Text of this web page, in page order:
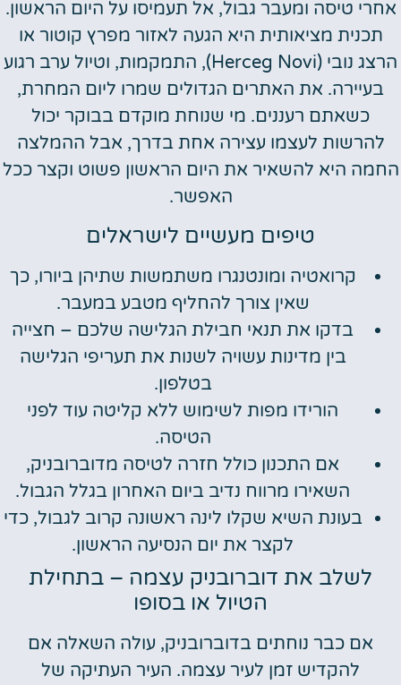
אחרי טיסה ומעבר גבול, אל תעמיסו על היום הראשון.
תכנית מציאותית היא הגעה לאזור מפרץ קוטור או
הרצג נובי (Herceg Novi), התמקמות, וטיול ערב רגוע
בעיירה. את האתרים הגדולים שמרו ליום המחרת,
כשאתם רעננים. מי שנוחת מוקדם בבוקר יכול
להרשות לעצמו עצירה אחת בדרך, אבל ההמלצה
החמה היא להשאיר את היום הראשון פשוט וקצר ככל
האפשר.
טיפים מעשיים לישראלים
קרואטיה ומונטנגרו משתמשות שתיהן ביורו, כך
שאין צורך להחליף מטבע במעבר.
בדקו את תנאי חבילת הגלישה שלכם – חצייה
בין מדינות עשויה לשנות את תעריפי הגלישה
בטלפון.
הורידו מפות לשימוש ללא קליטה עוד לפני
הטיסה.
אם התכנון כולל חזרה לטיסה מדוברובניק,
השאירו מרווח נדיב ביום האחרון בגלל הגבול.
בעונת השיא שקלו לינה ראשונה קרוב לגבול, כדי
לקצר את יום הנסיעה הראשון.
לשלב את דוברובניק עצמה – בתחילת
הטיול או בסופו
אם כבר נוחתים בדוברובניק, עולה השאלה אם
להקדיש זמן לעיר עצמה. העיר העתיקה של